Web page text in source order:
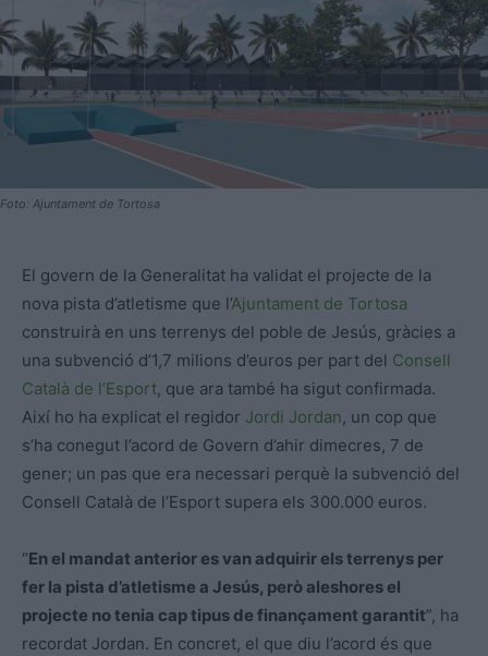
Foto: Ajuntament de Tortosa
El govern de la Generalitat ha validat el projecte de la
nova pista d’atletisme que l’Ajuntament de Tortosa
construirà en uns terrenys del poble de Jesús, gràcies a
una subvenció d’1,7 milions d’euros per part del Consell
Català de l’Esport, que ara també ha sigut confirmada.
Així ho ha explicat el regidor Jordi Jordan, un cop que
s’ha conegut l’acord de Govern d’ahir dimecres, 7 de
gener; un pas que era necessari perquè la subvenció del
Consell Català de l’Esport supera els 300.000 euros.
“En el mandat anterior es van adquirir els terrenys per
fer la pista d’atletisme a Jesús, però aleshores el
projecte no tenia cap tipus de finançament garantit”, ha
recordat Jordan. En concret, el que diu l’acord és que